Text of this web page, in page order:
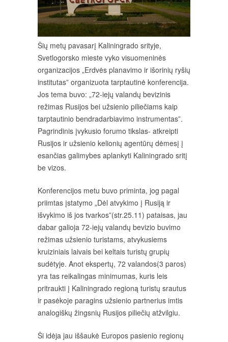
Šių metų pavasarį Kaliningrado srityje,
Svetlogorsko mieste vyko visuomeninės
organizacijos „Erdvės planavimo ir išorinių ryšių
institutas” organizuota tarptautinė konferencija.
Jos tema buvo: „72-iejų valandų bevizinis
režimas Rusijos bei užsienio piliečiams kaip
tarptautinio bendradarbiavimo instrumentas”.
Pagrindinis įvykusio forumo tikslas- atkreipti
Rusijos ir užsienio kelionių agentūrų dėmesį į
esančias galimybes aplankyti Kaliningrado sritį
be vizos.
Konferencijos metu buvo priminta, jog pagal
priimtas įstatymo „Dėl atvykimo į Rusiją ir
išvykimo iš jos tvarkos”(str.25.11) pataisas, jau
dabar galioja 72-iejų valandų bevizio buvimo
režimas užsienio turistams, atvykusiems
kruiziniais laivais bei keltais turistų grupių
sudėtyje. Anot ekspertų, 72 valandos(3 paros)
yra tas reikalingas minimumas, kuris leis
pritraukti į Kaliningrado regioną turistų srautus
ir pasėkoje paragins užsienio partnerius imtis
analogiškų žingsnių Rusijos piliečių atžvilgiu.
Ši idėja jau iššaukė Europos pasienio regionų